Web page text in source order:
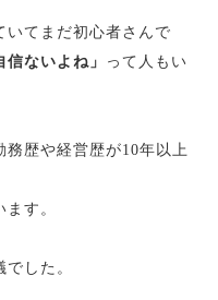
いてまだ初心者さんで
ないよね」
って人もい
務歴や経営歴が10年以上
す。
した。